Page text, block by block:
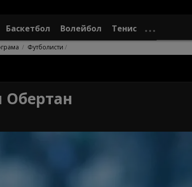
Баскетбол Волейбол Тенис
Футболисти
Обертан